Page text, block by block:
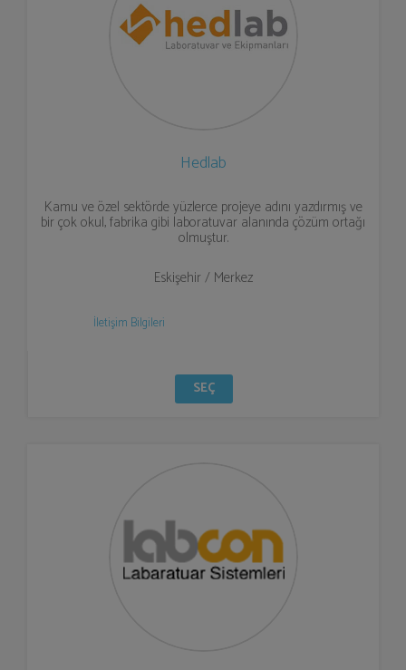
Hedlab
Kamu ve özel sektörde yüzlerce projeye adını yazdırmış ve
bir çok okul, fabrika gibi laboratuvar alanında çözüm ortağı
olmuştur.
Eskişehir / Merkez
İletişim Bilgileri
SEÇ